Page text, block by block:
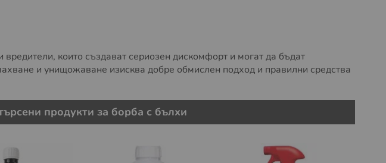
които създават сериозен дискомфорт и могат да бъдат
и унищожаване изисква добре обмислен подход и правилни средства
продукти за борба с бълхи